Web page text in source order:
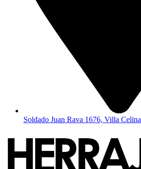
Soldado Juan Rava 1676, Villa Celina